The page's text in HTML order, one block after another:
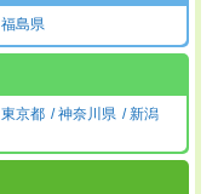
福島県
東京都 神奈川県
新潟